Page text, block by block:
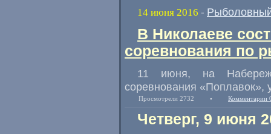
14 июня 2016 -
В Николаеве
соревнования по
11 июня,
на
соревнования «Поплавок»,
Просмотрели 2732 • Комментарии
Четверг, 9 июня